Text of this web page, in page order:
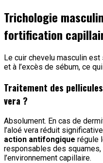
Trichologie
fortification
Le cuir chevelu masculin
et à l’excès de sébum, ce
Traitement des
vera ?
Absolument. En cas de
l’aloé vera réduit
action antifongique régule
responsables des
l’environnement capillaire.